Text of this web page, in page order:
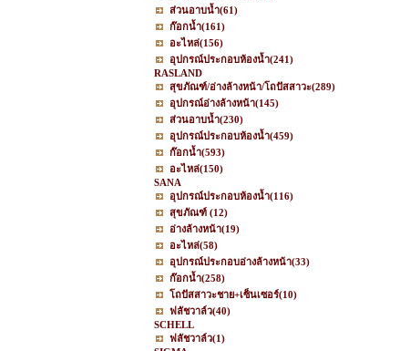
ส่วนอาบน้ำ(61)
ก๊อกน้ำ(161)
อะไหล่(156)
อุปกรณ์ประกอบห้องน้ำ(241)
RASLAND
สุขภัณฑ์/อ่างล้างหน้า/โถปัสสาวะ(289)
อุปกรณ์อ่างล้างหน้า(145)
ส่วนอาบน้ำ(230)
อุปกรณ์ประกอบห้องน้ำ(459)
ก๊อกน้ำ(593)
อะไหล่(150)
SANA
อุปกรณ์ประกอบห้องน้ำ(116)
สุขภัณฑ์ (12)
อ่างล้างหน้า(19)
อะไหล่(58)
อุปกรณ์ประกอบอ่างล้างหน้า(33)
ก๊อกน้ำ(258)
โถปัสสาวะชาย+เซ็นเซอร์(10)
ฟลัชวาล์ว(40)
SCHELL
ฟลัชวาล์ว(1)